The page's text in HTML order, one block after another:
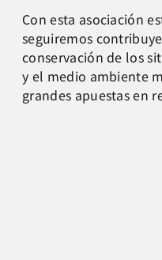
Con esta asociación
seguiremos
conservación de los
y el medio ambiente
grandes apuestas en